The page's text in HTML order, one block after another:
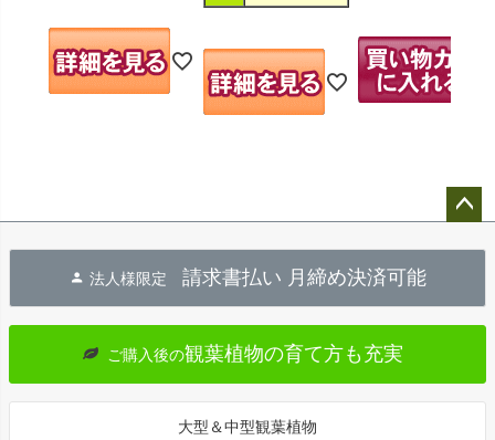
へ
法人様限定 請求書払い 月締め決済可能
ご購入後の観葉植物の育て方も充実
大型＆中型観葉植物